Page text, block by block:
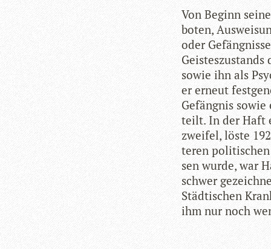
Von Beginn
bo­ten,
oder
sowie ihn als
er erneut
Gefäng­nis
teilt. In der Haft
zwei­fel, löste
te­ren
sen wurde, war
schwer
Städ­ti­schen
ihm nur noch